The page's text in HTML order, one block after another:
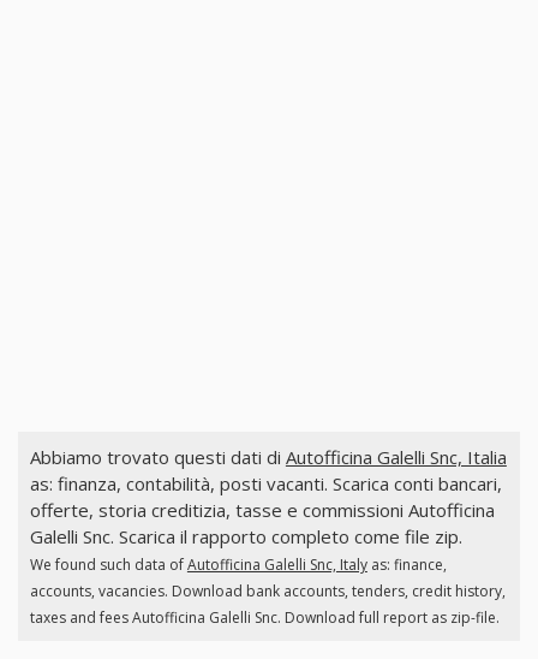
Abbiamo trovato questi dati di Autofficina Galelli Snc, Italia
as: finanza, contabilità, posti vacanti. Scarica conti bancari,
offerte, storia creditizia, tasse e commissioni Autofficina
Galelli Snc. Scarica il rapporto completo come file zip.
We found such data ofAutofficina Galelli Snc, Italyas: finance,
accounts, vacancies. Download bank accounts, tenders, credit history,
taxes and fees Autofficina Galelli Snc. Download full report as zip-file.